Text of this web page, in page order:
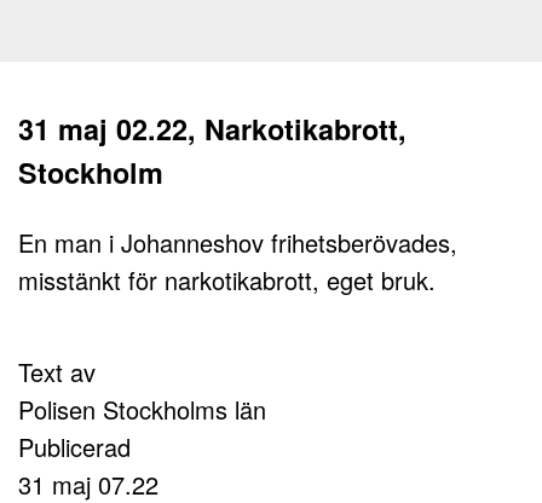
31 maj 02.22, Narkotikabrott,
Stockholm
En man i Johanneshov frihetsberövades,
misstänkt för narkotikabrott, eget bruk.
Text av
Polisen Stockholms län
Publicerad
31 maj 07.22